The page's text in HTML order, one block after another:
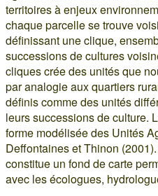
territoires à enjeux
chaque parcelle se trouve
définissant une clique,
successions de cultures
cliques crée des unités que
par analogie aux quartiers
définis comme des unités
leurs successions de culture.
forme modélisée des Unités
Deffontaines et Thinon
constitue un fond de carte
avec les écologues,